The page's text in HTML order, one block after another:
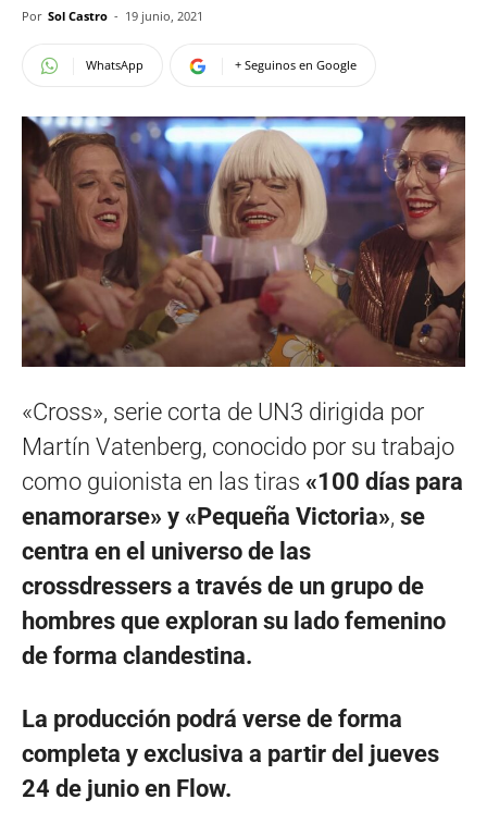
Por Sol Castro - 19 junio, 2021
WhatsApp + Seguinos en Google
«Cross», serie corta de UN3 dirigida por
Martín Vatenberg, conocido por su trabajo
como guionista en las tiras «100 días para
enamorarse» y «Pequeña Victoria», se
centra en el universo de las
crossdressers a través de un grupo de
hombres que exploran su lado femenino
de forma clandestina.
La producción podrá verse de forma
completa y exclusiva a partir del jueves
24 de junio en Flow.